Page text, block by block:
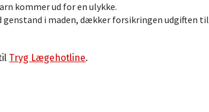
kommer ud for en ulykke.
i maden, dækker forsikringen udgiften til
Tryg Lægehotline.